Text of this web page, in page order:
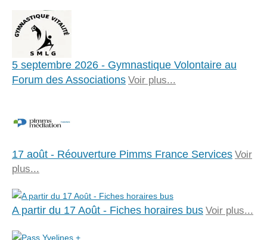
5 septembre 2026 - Gymnastique Volontaire au
Forum des Associations Voir plus...
17 août - Réouverture Pimms France Services Voir
plus...
A partir du 17 Août - Fiches horaires bus Voir plus...